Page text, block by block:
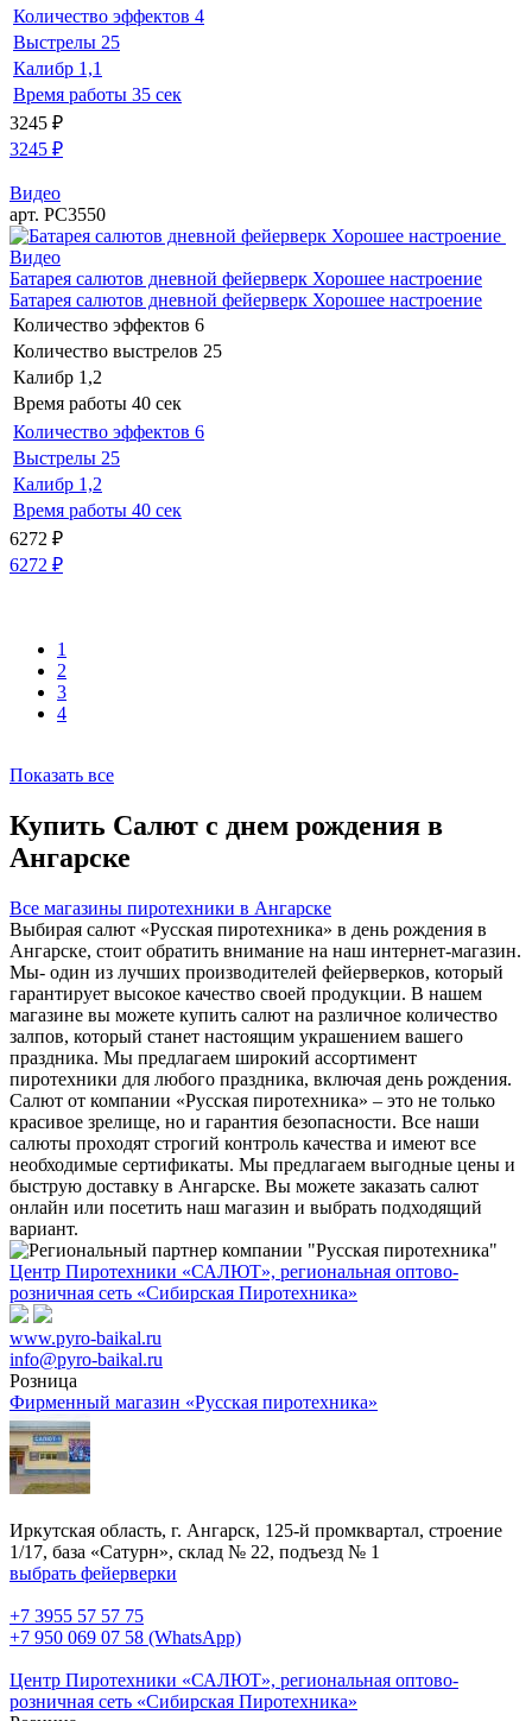
Количество эффектов 4
Выстрелы 25
Калибр 1,1
Время работы 35 сек
3245 ₽
3245 ₽
Видео
арт. РС3550
Видео
Батарея салютов дневной фейерверк Хорошее настроение
Батарея салютов дневной фейерверк Хорошее настроение
Количество эффектов 6
Количество выстрелов 25
Калибр 1,2
Время работы 40 сек
Количество эффектов 6
Выстрелы 25
Калибр 1,2
Время работы 40 сек
6272 ₽
6272 ₽
1
2
3
4
Показать все
Купить Салют с днем рождения в
Ангарске
Все магазины пиротехники в Ангарске
Выбирая салют «Русская пиротехника» в день рождения в
Ангарске, стоит обратить внимание на наш интернет-магазин.
Мы- один из лучших производителей фейерверков, который
гарантирует высокое качество своей продукции. В нашем
магазине вы можете купить салют на различное количество
залпов, который станет настоящим украшением вашего
праздника. Мы предлагаем широкий ассортимент
пиротехники для любого праздника, включая день рождения.
Салют от компании «Русская пиротехника» – это не только
красивое зрелище, но и гарантия безопасности. Все наши
салюты проходят строгий контроль качества и имеют все
необходимые сертификаты. Мы предлагаем выгодные цены и
быструю доставку в Ангарске. Вы можете заказать салют
онлайн или посетить наш магазин и выбрать подходящий
вариант.
Центр Пиротехники «САЛЮТ», региональная оптово-
розничная сеть «Сибирская Пиротехника»
www.pyro-baikal.ru
info@pyro-baikal.ru
Розница
Фирменный магазин «Русская пиротехника»
Иркутская область, г. Ангарск, 125-й промквартал, строение
1/17, база «Сатурн», склад № 22, подъезд № 1
выбрать фейерверки
+7 3955 57 57 75
+7 950 069 07 58 (WhatsApp)
Центр Пиротехники «САЛЮТ», региональная оптово-
розничная сеть «Сибирская Пиротехника»